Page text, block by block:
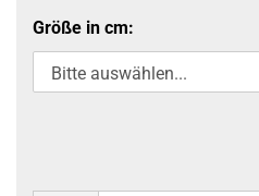
Größe in cm: